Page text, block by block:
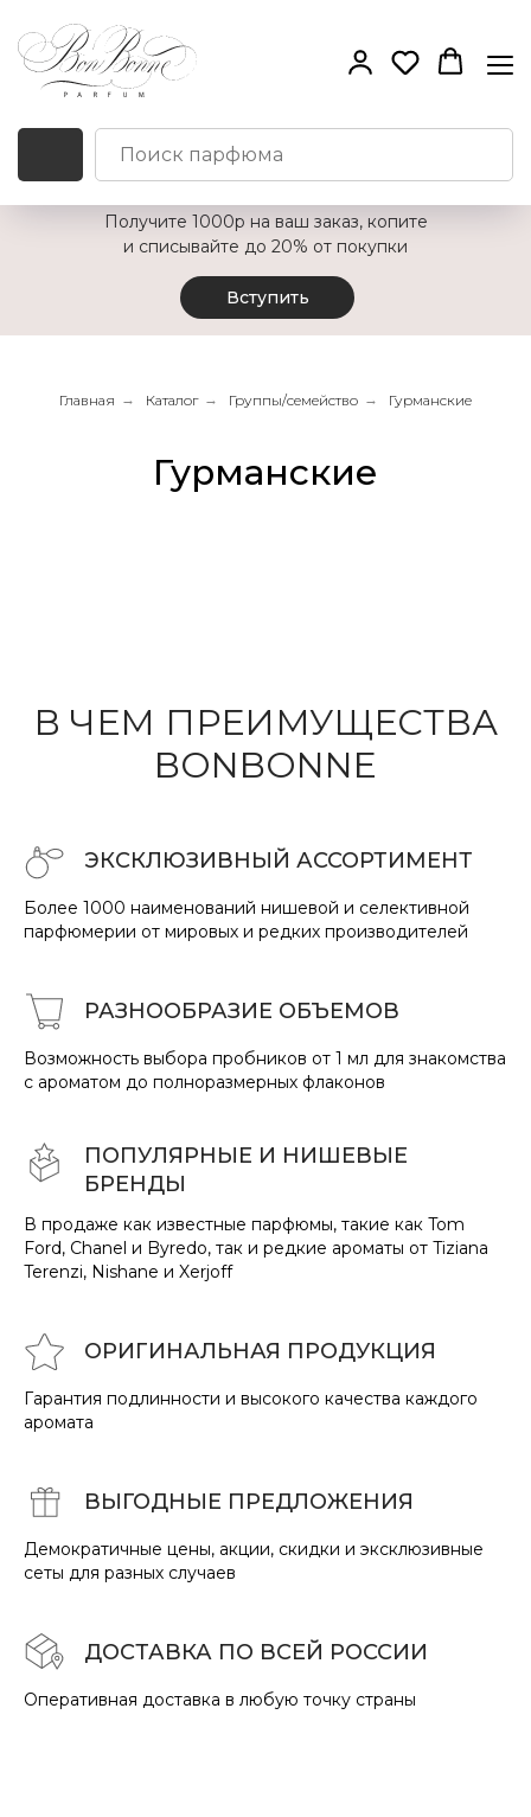
Получите 1000р на ваш заказ, копите
и списывайте до 20% от покупки
Вступить
Главная → Каталог → Группы/семейство → Гурманские
Гурманские
В ЧЕМ ПРЕИМУЩЕСТВА
BONBONNE
ЭКСКЛЮЗИВНЫЙ АССОРТИМЕНТ
Более 1000 наименований нишевой и селективной
парфюмерии от мировых и редких производителей
РАЗНООБРАЗИЕ ОБЪЕМОВ
Возможность выбора пробников от 1 мл для знакомства
с ароматом до полноразмерных флаконов
ПОПУЛЯРНЫЕ И НИШЕВЫЕ
БРЕНДЫ
В продаже как известные парфюмы, такие как Tom
Ford, Chanel и Byredo, так и редкие ароматы от Tiziana
Terenzi, Nishane и Xerjoff
ОРИГИНАЛЬНАЯ ПРОДУКЦИЯ
Гарантия подлинности и высокого качества каждого
аромата
ВЫГОДНЫЕ ПРЕДЛОЖЕНИЯ
Демократичные цены, акции, скидки и эксклюзивные
сеты для разных случаев
ДОСТАВКА ПО ВСЕЙ РОССИИ
Оперативная доставка в любую точку страны